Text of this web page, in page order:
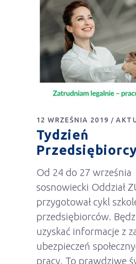
12 WRZEŚNIA 2019
Tydzień
Od 24 do 27 września
sosnowiecki Oddział
przygotował cykl
przedsiębiorców.
uzyskać informacje z
ubezpieczeń
pracy. To prawdziwe